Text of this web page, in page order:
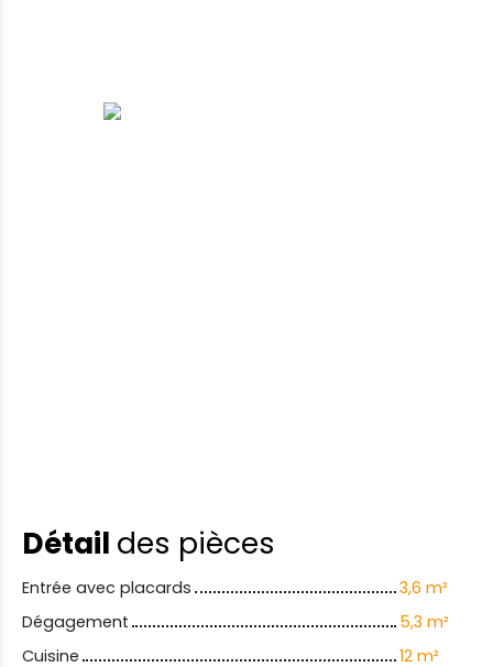
Détail des pièces
Entrée avec placards
3,6 m²
Dégagement
5,3 m²
Cuisine
12 m²